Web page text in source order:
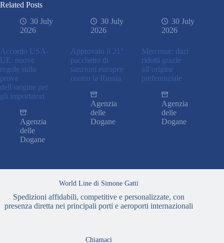
Related Posts
30 July
2026
Accordo USA-
UE: nuove
regole sulla
prova
dell’origine per
gli importatori
Agenzia
delle
Dogane
30 July
2026
Approvato il 21°
pacchetto di
sanzioni europee
contro la Russia
Agenzia
delle
Dogane
30 July
2026
Mercosur: dazi
ridotti grazie
all’origine
preferenziale
Agenzia
delle
Dogane
World Line di Simone Gatti
Spedizioni affidabili, competitive e personalizzate, con
presenza diretta nei principali porti e aeroporti internazionali
Chiamaci